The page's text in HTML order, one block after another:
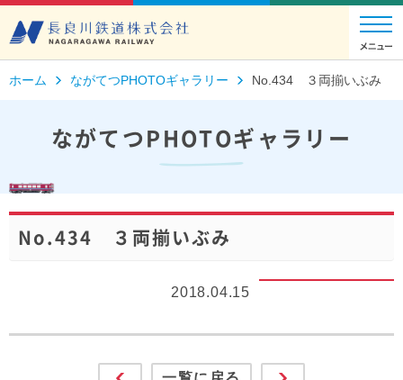
ホーム ながてつPHOTOギャラリー No.434 ３両揃いぶみ
ながてつPHOTOギャラリー
No.434 ３両揃いぶみ
2018.04.15